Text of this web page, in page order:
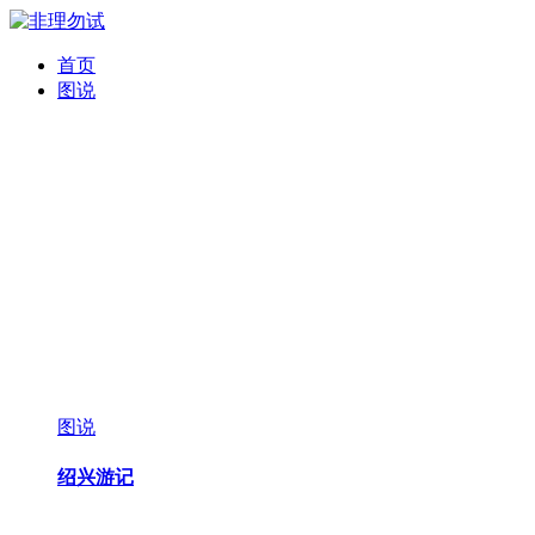
首页
图说
图说
绍兴游记